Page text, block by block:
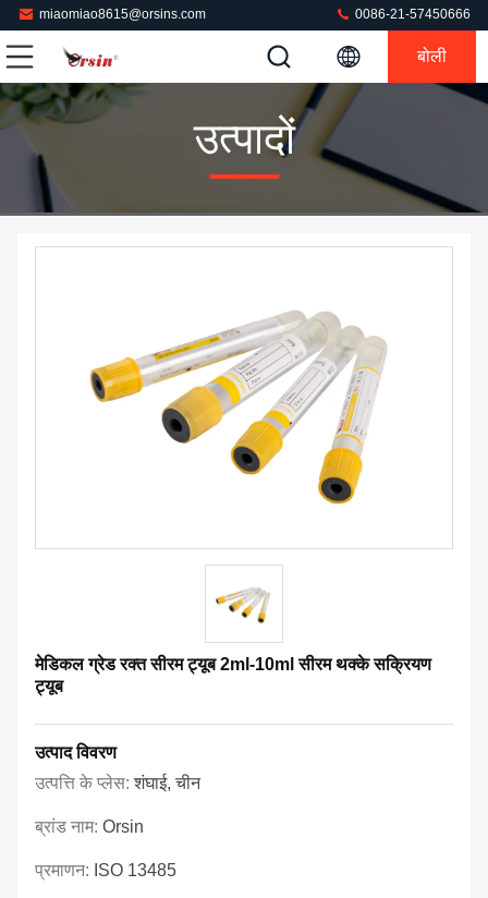
miaomiao8615@orsins.com 0086-21-57450666
बोली
उत्पादों
मेडिकल ग्रेड रक्त सीरम ट्यूब 2ml-10ml सीरम थक्के सक्रियण
ट्यूब
उत्पाद विवरण
उत्पत्ति के प्लेस:शंघाई, चीन
ब्रांड नाम: Orsin
प्रमाणन: ISO 13485